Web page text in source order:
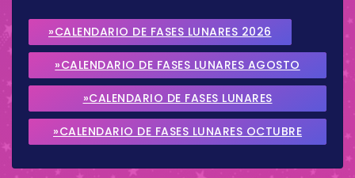
»CALENDARIO DE FASES LUNARES 2026
»CALENDARIO DE FASES LUNARES AGOSTO
2026
»CALENDARIO DE FASES LUNARES
SEPTIEMBRE 2026
»CALENDARIO DE FASES LUNARES OCTUBRE